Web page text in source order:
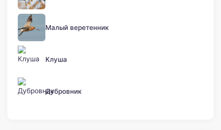
Малый веретенник
Клуша
Дубровник